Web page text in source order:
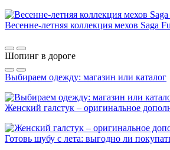
Весенне-летняя коллекция мехов Saga
Шопинг в дороге
Выбираем одежду: магазин или каталог
Женский галстук – оригинальное
Готовь шубу с лета: выгодно ли